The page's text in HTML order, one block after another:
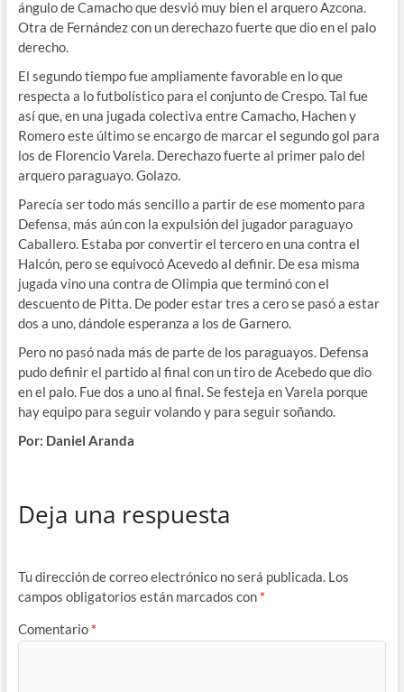
ángulo de Camacho que desvió muy bien el arquero Azcona.
Otra de Fernández con un derechazo fuerte que dio en el palo
derecho.
El segundo tiempo fue ampliamente favorable en lo que
respecta a lo futbolístico para el conjunto de Crespo. Tal fue
así que, en una jugada colectiva entre Camacho, Hachen y
Romero este último se encargo de marcar el segundo gol para
los de Florencio Varela. Derechazo fuerte al primer palo del
arquero paraguayo. Golazo.
Parecía ser todo más sencillo a partir de ese momento para
Defensa, más aún con la expulsión del jugador paraguayo
Caballero. Estaba por convertir el tercero en una contra el
Halcón, pero se equivocó Acevedo al definir. De esa misma
jugada vino una contra de Olimpia que terminó con el
descuento de Pitta. De poder estar tres a cero se pasó a estar
dos a uno, dándole esperanza a los de Garnero.
Pero no pasó nada más de parte de los paraguayos. Defensa
pudo definir el partido al final con un tiro de Acebedo que dio
en el palo. Fue dos a uno al final. Se festeja en Varela porque
hay equipo para seguir volando y para seguir soñando.
Por: Daniel Aranda
Deja una respuesta
Tu dirección de correo electrónico no será publicada. Los
campos obligatorios están marcados con *
Comentario *